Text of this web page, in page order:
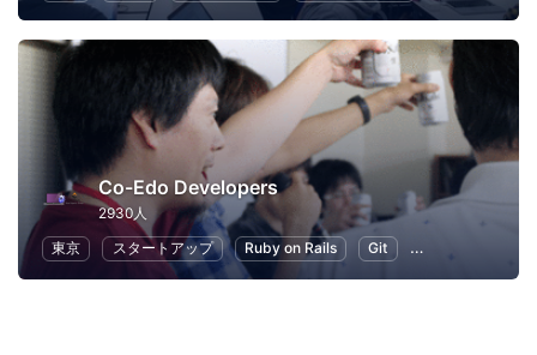
Co-Edo Developers
2930人
東京
スタートアップ Ruby on Rails Git プログラミング